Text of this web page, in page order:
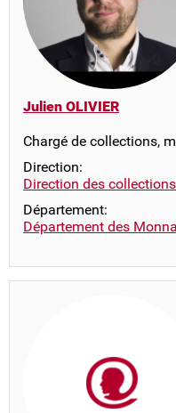
Julien OLIVIER
Chargé de collections,
Direction:
Direction des collections
Département:
Département des